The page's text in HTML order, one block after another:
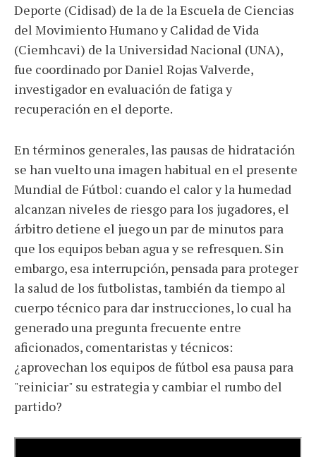
Deporte (Cidisad) de la de la Escuela de Ciencias
del Movimiento Humano y Calidad de Vida
(Ciemhcavi) de la Universidad Nacional (UNA),
fue coordinado por Daniel Rojas Valverde,
investigador en evaluación de fatiga y
recuperación en el deporte.
En términos generales, las pausas de hidratación
se han vuelto una imagen habitual en el presente
Mundial de Fútbol: cuando el calor y la humedad
alcanzan niveles de riesgo para los jugadores, el
árbitro detiene el juego un par de minutos para
que los equipos beban agua y se refresquen. Sin
embargo, esa interrupción, pensada para proteger
la salud de los futbolistas, también da tiempo al
cuerpo técnico para dar instrucciones, lo cual ha
generado una pregunta frecuente entre
aficionados, comentaristas y técnicos:
¿aprovechan los equipos de fútbol esa pausa para
"reiniciar" su estrategia y cambiar el rumbo del
partido?